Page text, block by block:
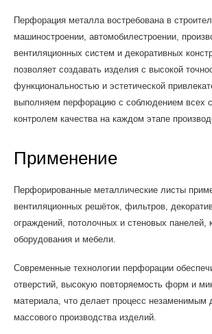
Перфорация металла востребована в
машиностроении, автомобилестроении,
вентиляционных систем и декоративных
позволяет создавать изделия с высокой
функциональностью и эстетической
выполняем перфорацию с соблюдением всех
контролем качества на каждом этапе
Применение
Перфорированные металлические листы
вентиляционных решёток, фильтров,
ограждений, потолочных и стеновых панелей,
оборудования и мебели.
Современные технологии перфорации
отверстий, высокую повторяемость форм и
материала, что делает процесс незаменимым
массового производства изделий.